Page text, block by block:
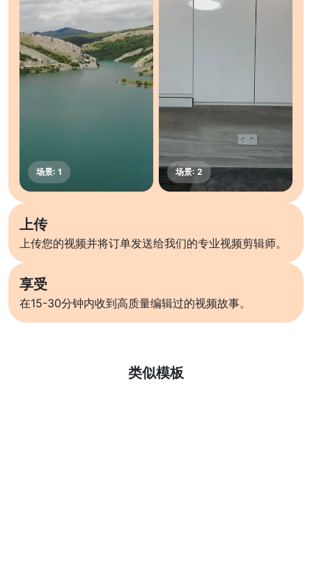
上传
上传您的视频并将订单发送给我们的专业视频剪辑师。
享受
在15-30分钟内收到高质量编辑过的视频故事。
类似模板
了解更多